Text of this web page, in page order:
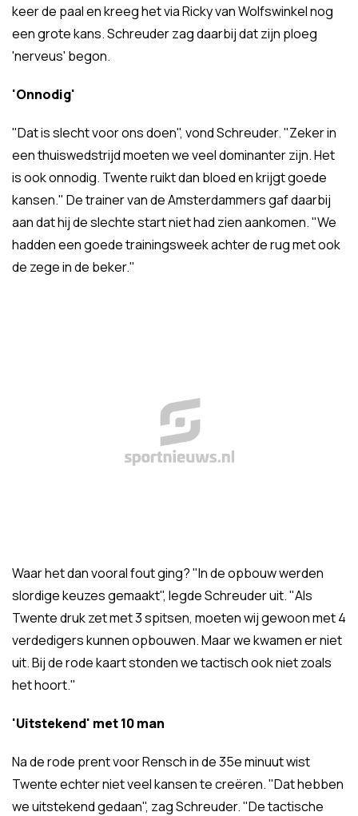
keer de paal en kreeg het via Ricky van Wolfswinkel nog
een grote kans. Schreuder zag daarbij dat zijn ploeg
'nerveus' begon.
'Onnodig'
"Dat is slecht voor ons doen", vond Schreuder. "Zeker in
een thuiswedstrijd moeten we veel dominanter zijn. Het
is ook onnodig. Twente ruikt dan bloed en krijgt goede
kansen." De trainer van de Amsterdammers gaf daarbij
aan dat hij de slechte start niet had zien aankomen. "We
hadden een goede trainingsweek achter de rug met ook
de zege in de beker."
Waar het dan vooral fout ging? "In de opbouw werden
slordige keuzes gemaakt", legde Schreuder uit. "Als
Twente druk zet met 3 spitsen, moeten wij gewoon met 4
verdedigers kunnen opbouwen. Maar we kwamen er niet
uit. Bij de rode kaart stonden we tactisch ook niet zoals
het hoort."
'Uitstekend' met 10 man
Na de rode prent voor Rensch in de 35e minuut wist
Twente echter niet veel kansen te creëren. "Dat hebben
we uitstekend gedaan", zag Schreuder. "De tactische